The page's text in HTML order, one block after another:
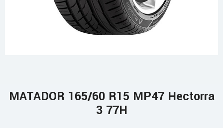
MATADOR 165/60 R15 MP47 Hectorra
3 77H